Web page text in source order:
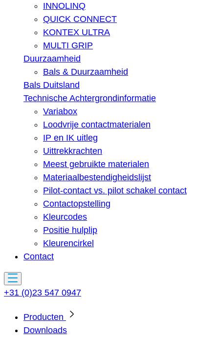
INNOLINQ
QUICK CONNECT
KONTEX ULTRA
MULTI GRIP
Duurzaamheid
Bals & Duurzaamheid
Bals Duitsland
Technische Achtergrondinformatie
Variabox
Loodvrije contactmaterialen
IP en IK uitleg
Uittrekkrachten
Meest gebruikte materialen
Materiaalbestendigheidslijst
Pilot-contact vs. pilot schakel contact
Contactopstelling
Kleurcodes
Positie hulplip
Kleurencirkel
Contact
+31 (0)23 547 0947
Producten
Downloads